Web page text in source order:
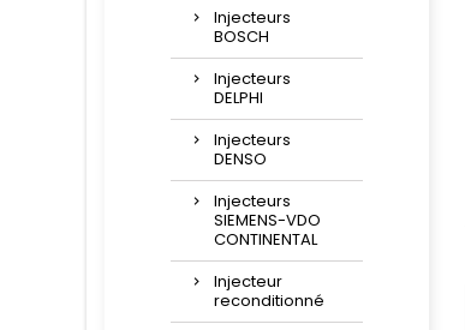
Injecteurs
BOSCH
Injecteurs
DELPHI
Injecteurs
DENSO
Injecteurs
SIEMENS-VDO
CONTINENTAL
Injecteur
reconditionné